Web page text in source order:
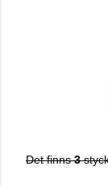
Det finns3